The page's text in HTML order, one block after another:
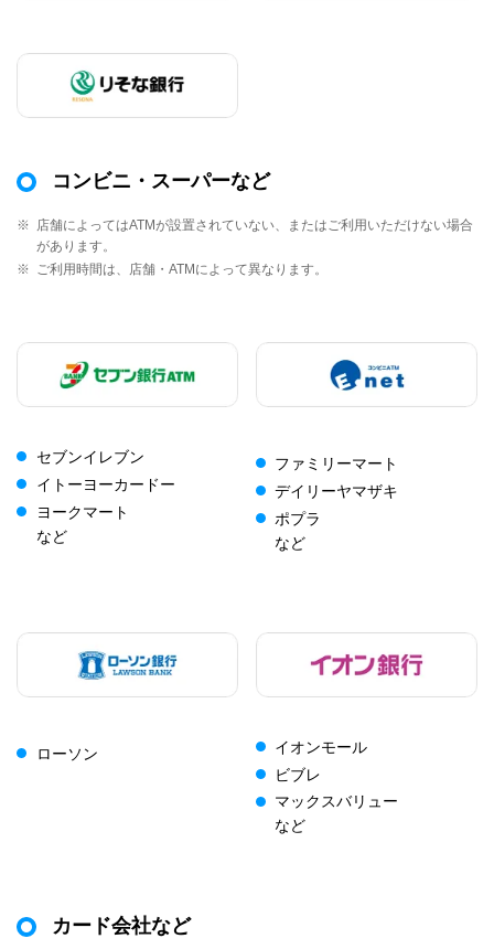
コンビニ・スーパーなど
※
店舗によってはATMが設置されていない、またはご利用いただけない場合
があります。
※ ご利用時間は、店舗・ATMによって異なります。
セブンイレブン
イトーヨーカードー
ヨークマート
など
ファミリーマート
デイリーヤマザキ
ポプラ
など
ローソン
イオンモール
ビブレ
マックスバリュー
など
カード会社など